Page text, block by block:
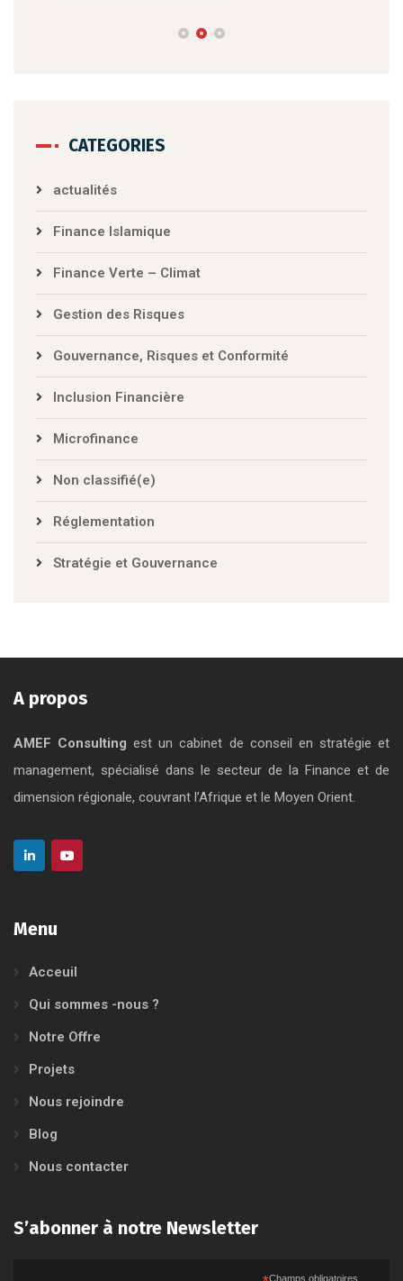
CATEGORIES
actualités
Finance Islamique
Finance Verte – Climat
Gestion des Risques
Gouvernance, Risques et Conformité
Inclusion Financière
Microfinance
Non classifié(e)
Réglementation
Stratégie et Gouvernance
A propos
AMEF Consulting est un cabinet de conseil en stratégie et
management, spécialisé dans le secteur de la Finance et de
dimension régionale, couvrant l’Afrique et le Moyen Orient.
Menu
Acceuil
Qui sommes -nous ?
Notre Offre
Projets
Nous rejoindre
Blog
Nous contacter
S’abonner à notre Newsletter
Champs obligatoires